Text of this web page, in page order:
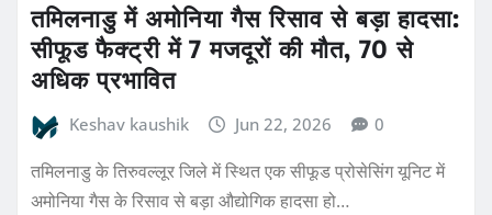
तमिलनाडु में अमोनिया गैस रिसाव से बड़ा हादसा:
सीफूड फैक्ट्री में 7 मजदूरों की मौत, 70 से
अधिक प्रभावित
Keshav kaushik Jun 22, 2026 0
तमिलनाडु के तिरुवल्लूर जिले में स्थित एक सीफूड प्रोसेसिंग यूनिट में
अमोनिया गैस के रिसाव से बड़ा औद्योगिक हादसा हो…